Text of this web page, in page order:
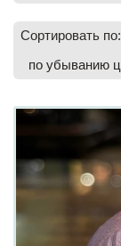
Сортировать по:
по убыванию